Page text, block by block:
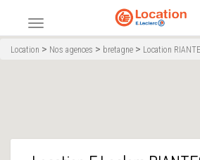
Menu principal
Accueil
Location > Nos agences > bretagne > Location